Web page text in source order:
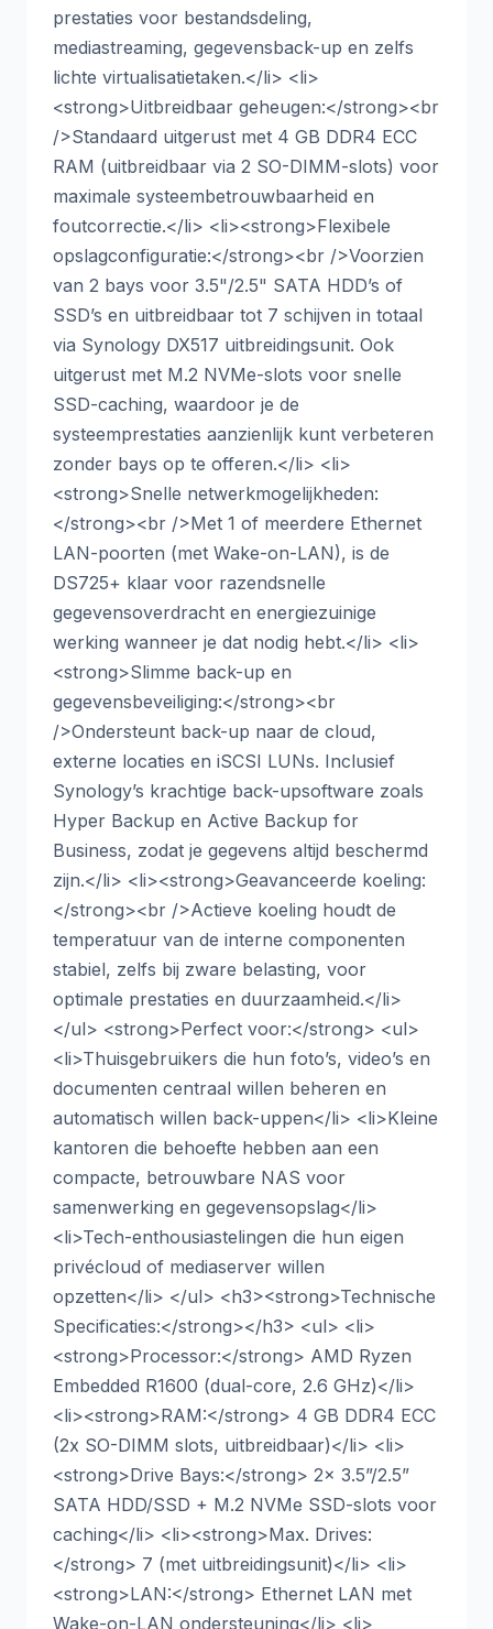
prestaties voor bestandsdeling,
mediastreaming, gegevensback-up en zelfs
lichte virtualisatietaken.</li> <li>
<strong>Uitbreidbaar geheugen:</strong><br
/>Standaard uitgerust met 4 GB DDR4 ECC
RAM (uitbreidbaar via 2 SO-DIMM-slots) voor
maximale systeembetrouwbaarheid en
foutcorrectie.</li> <li><strong>Flexibele
opslagconfiguratie:</strong><br />Voorzien
van 2 bays voor 3.5"/2.5" SATA HDD’s of
SSD’s en uitbreidbaar tot 7 schijven in totaal
via Synology DX517 uitbreidingsunit. Ook
uitgerust met M.2 NVMe-slots voor snelle
SSD-caching, waardoor je de
systeemprestaties aanzienlijk kunt verbeteren
zonder bays op te offeren.</li> <li>
<strong>Snelle netwerkmogelijkheden:
</strong><br />Met 1 of meerdere Ethernet
LAN-poorten (met Wake-on-LAN), is de
DS725+ klaar voor razendsnelle
gegevensoverdracht en energiezuinige
werking wanneer je dat nodig hebt.</li> <li>
<strong>Slimme back-up en
gegevensbeveiliging:</strong><br
/>Ondersteunt back-up naar de cloud,
externe locaties en iSCSI LUNs. Inclusief
Synology’s krachtige back-upsoftware zoals
Hyper Backup en Active Backup for
Business, zodat je gegevens altijd beschermd
zijn.</li> <li><strong>Geavanceerde koeling:
</strong><br />Actieve koeling houdt de
temperatuur van de interne componenten
stabiel, zelfs bij zware belasting, voor
optimale prestaties en duurzaamheid.</li>
</ul> <strong>Perfect voor:</strong> <ul>
<li>Thuisgebruikers die hun foto’s, video’s en
documenten centraal willen beheren en
automatisch willen back-uppen</li> <li>Kleine
kantoren die behoefte hebben aan een
compacte, betrouwbare NAS voor
samenwerking en gegevensopslag</li>
<li>Tech-enthousiastelingen die hun eigen
privécloud of mediaserver willen
opzetten</li> </ul> <h3><strong>Technische
Specificaties:</strong></h3> <ul> <li>
<strong>Processor:</strong> AMD Ryzen
Embedded R1600 (dual-core, 2.6 GHz)</li>
<li><strong>RAM:</strong> 4 GB DDR4 ECC
(2x SO-DIMM slots, uitbreidbaar)</li> <li>
<strong>Drive Bays:</strong> 2x 3.5”/2.5”
SATA HDD/SSD + M.2 NVMe SSD-slots voor
caching</li> <li><strong>Max. Drives:
</strong> 7 (met uitbreidingsunit)</li> <li>
<strong>LAN:</strong> Ethernet LAN met
Wake-on-LAN ondersteuning</li> <li>